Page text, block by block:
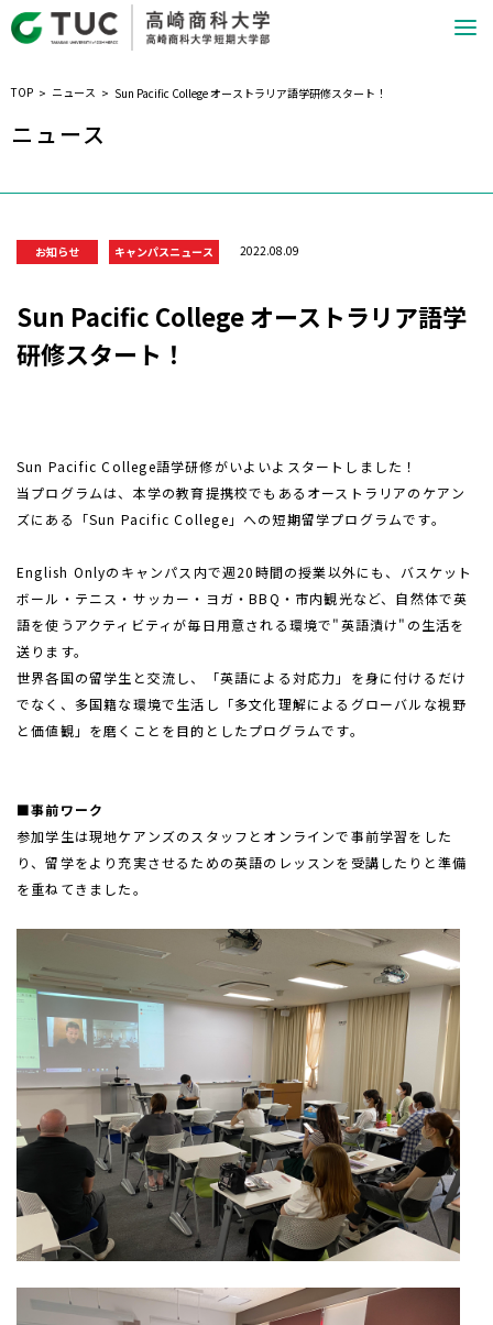
TOP ニュース Sun Pacific College オーストラリア語学研修スタート！
ニュース
お知らせ キャンパスニュース 2022.08.09
Sun Pacific College オーストラリア語学
研修スタート！
Sun Pacific College語学研修がいよいよスタートしました！
当プログラムは、本学の教育提携校でもあるオーストラリアのケアン
ズにある「Sun Pacific College 」への短期留学プログラムです。
English Onlyのキャンパス内で週20時間の授業以外にも、バスケット
ボール・テニス・サッカー・ヨガ・BBQ ・市内観光など、自然体で英
語を使うアクティビティが毎日用意される環境で"英語漬け"の生活を
送ります。
世界各国の留学生と交流し、「英語による対応力」を身に付けるだけ
でなく、多国籍な環境で生活し「多文化理解によるグローバルな視野
と価値観」を磨くことを目的としたプログラムです。
■事前ワーク
参加学生は現地ケアンズのスタッフとオンラインで事前学習をした
り、留学をより充実させるための英語のレッスンを受講したりと準備
を重ねてきました。